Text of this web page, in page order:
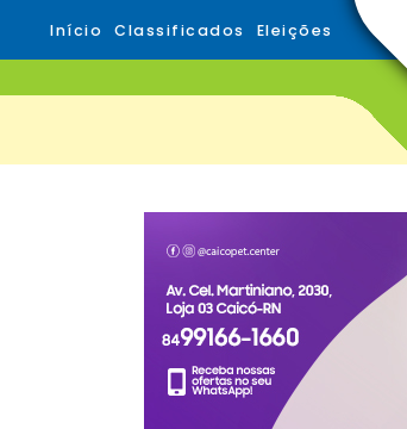
Início Classificados Eleições